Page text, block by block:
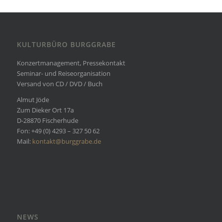
KULTURBÜRO BURGGRABE
Konzertmanagement, Pressekontakt
Seminar- und Reiseorganisation
Versand von CD / DVD / Buch
Almut Jöde
Zum Dieker Ort 17a
D-28870 Fischerhude
Fon: +49 (0) 4293 – 327 50 62
Mail: kontakt@burggrabe.de
NEWS